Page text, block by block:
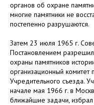
органов об охране
многие памятники не
постепенно разрушаются.
Затем 23 июля 1965 г.
Постановлением
охраны памятников
организационный
Учредительного съезда.
начале мая 1966 г. в
ближайшие задачи,